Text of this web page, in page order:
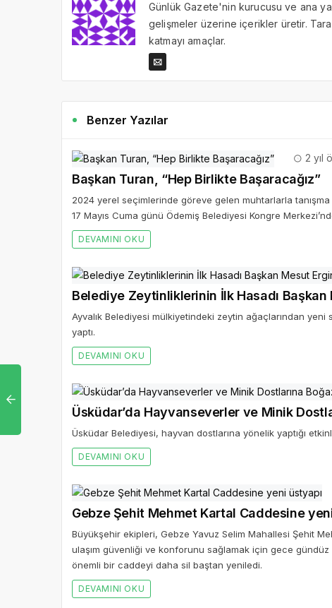
Günlük Gazete'nin kurucusu ve ana
gelişmeler üzerine içerikler üretir.
katmayı amaçlar.
Benzer Yazılar
2 yıl
Başkan Turan, “Hep Birlikte Başaracağız”
2024 yerel seçimlerinde göreve gelen muhtarlarla tanışma
17 Mayıs Cuma günü Ödemiş Belediyesi Kongre
DEVAMINI OKU
Belediye Zeytinliklerinin İlk Hasadı Başkan
Ayvalık Belediyesi mülkiyetindeki zeytin ağaçlarından yeni
yaptı.
DEVAMINI OKU
Üsküdar’da Hayvanseverler ve Minik
Üsküdar Belediyesi, hayvan dostlarına yönelik yaptığı
DEVAMINI OKU
Gebze Şehit Mehmet Kartal Caddesine
Büyükşehir ekipleri, Gebze Yavuz Selim Mahallesi Şehit
ulaşım güvenliği ve konforunu sağlamak için gece
önemli bir caddeyi daha sil baştan yeniledi.
DEVAMINI OKU